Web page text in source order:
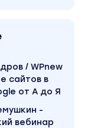
/ WPnew
сайтов в
от А до Я
-
вебинар